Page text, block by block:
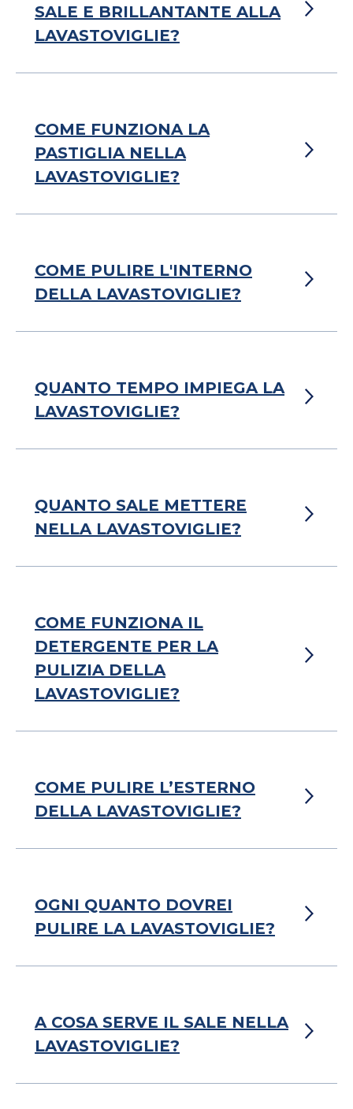
SALE E BRILLANTANTE ALLA
LAVASTOVIGLIE?
COME FUNZIONA LA
PASTIGLIA NELLA
LAVASTOVIGLIE?
COME PULIRE L'INTERNO
DELLA LAVASTOVIGLIE?
QUANTO TEMPO IMPIEGA LA
LAVASTOVIGLIE?
QUANTO SALE METTERE
NELLA LAVASTOVIGLIE?
COME FUNZIONA IL
DETERGENTE PER LA
PULIZIA DELLA
LAVASTOVIGLIE?
COME PULIRE L’ESTERNO
DELLA LAVASTOVIGLIE?
OGNI QUANTO DOVREI
PULIRE LA LAVASTOVIGLIE?
A COSA SERVE IL SALE NELLA
LAVASTOVIGLIE?